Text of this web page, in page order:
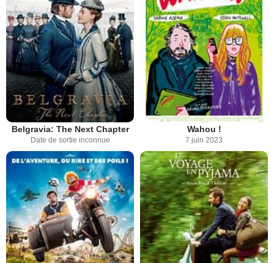
Belgravia: The Next Chapter
Date de sortie inconnue
Wahou !
7 juin 2023